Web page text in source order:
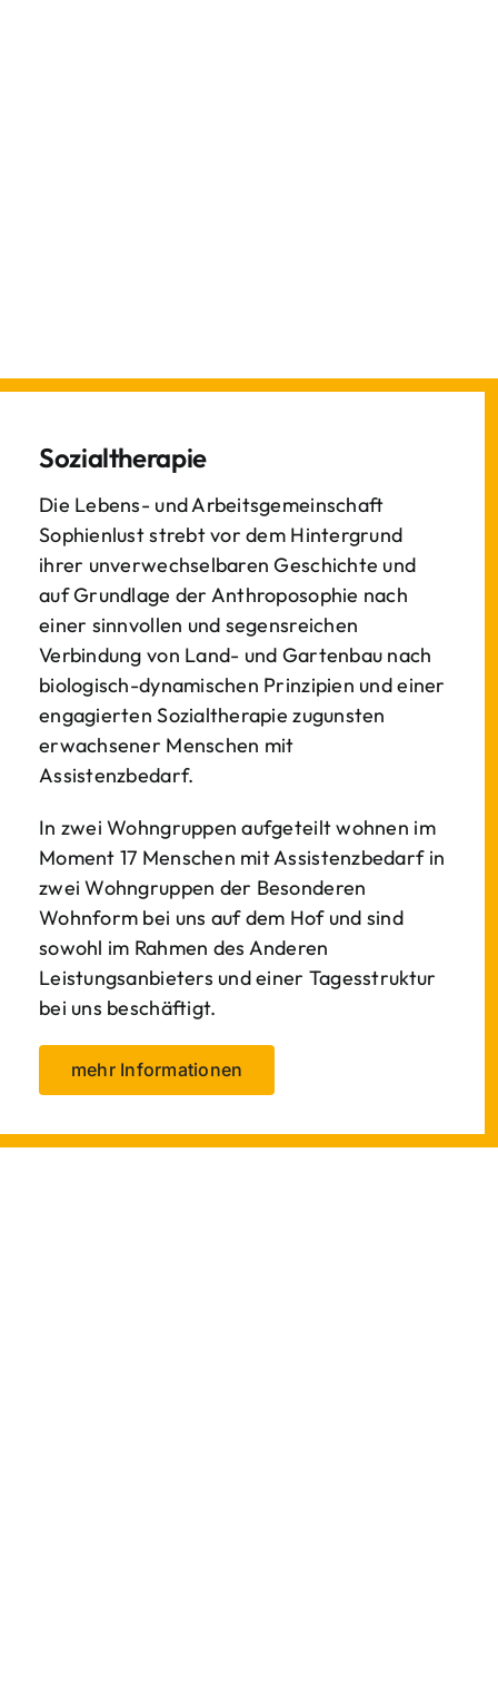
Sozialtherapie
Die Lebens- und Arbeitsgemeinschaft
Sophienlust strebt vor dem Hintergrund
ihrer unverwechselbaren Geschichte und
auf Grundlage der Anthroposophie nach
einer sinnvollen und segensreichen
Verbindung von Land- und Gartenbau nach
biologisch-dynamischen Prinzipien und einer
engagierten Sozialtherapie zugunsten
erwachsener Menschen mit
Assistenzbedarf.
In zwei Wohngruppen aufgeteilt wohnen im
Moment 17 Menschen mit Assistenzbedarf in
zwei Wohngruppen der Besonderen
Wohnform bei uns auf dem Hof und sind
sowohl im Rahmen des Anderen
Leistungsanbieters und einer Tagesstruktur
bei uns beschäftigt.
mehr Informationen